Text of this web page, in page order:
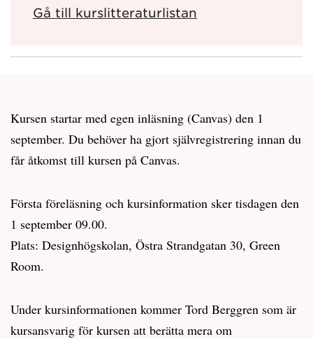
Gå till kurslitteraturlistan
Kursen startar med egen inläsning (Canvas) den 1
september. Du behöver ha gjort självregistrering innan du
får åtkomst till kursen på Canvas.
Första föreläsning och kursinformation sker tisdagen den
1 september 09.00.
Plats: Designhögskolan, Östra Strandgatan 30, Green
Room.
Under kursinformationen kommer Tord Berggren som är
kursansvarig för kursen att berätta mera om